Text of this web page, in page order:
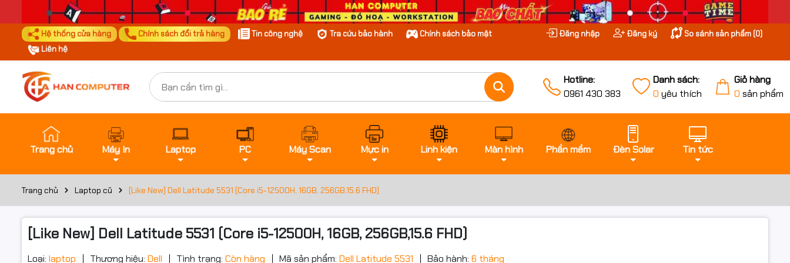
Hệ thống cửa hàng Chính sách đổi trả hàng Tin công nghệ Tra cứu bảo hành
Chính sách bảo mật
Liên hệ
Đăng nhập Đăng ký So sánh sản phẩm (0)
Hotline:
0961 430 383
Danh sách:
0 yêu thích
Giỏ hàng
0 sản phẩm
Trang chủ Máy In Laptop PC Máy Scan Mực in Linh kiện Màn hình Phần mềm Đèn Solar Tin tức
Trang chủ Laptop cũ [Like New] Dell Latitude 5531 (Core i5-12500H, 16GB, 256GB,15.6 FHD)
[Like New] Dell Latitude 5531 (Core i5-12500H, 16GB, 256GB,15.6 FHD)
Loại: laptop Thương hiệu: Dell Tình trạng: Còn hàng Mã sản phẩm: Dell Latitude 5531 Bảo hành: 6 tháng